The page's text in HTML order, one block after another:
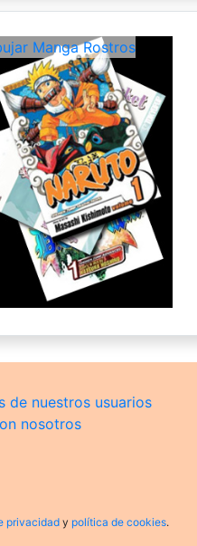
Manga Rostros
de nuestros usuarios
nosotros
privacidady política de cookies.